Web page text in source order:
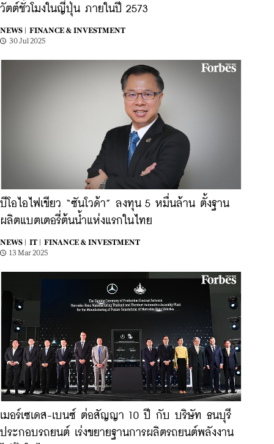
วัตต์ชั่วโมงในญี่ปุ่น ภายในปี 2573
NEWS |
FINANCE & INVESTMENT
30 Jul 2025
บีโอไอไฟเขียว “ซันโวด้า” ลงทุน 5 หมื่นล้าน ตั้งฐาน
ผลิตแบตเตอรี่ต้นน้ำแห่งแรกในไทย
NEWS | IT |
FINANCE & INVESTMENT
13 Mar 2025
เมอร์เซเดส-เบนซ์ ต่อสัญญา 10 ปี กับ บริษัท ธนบุรี
ประกอบรถยนต์ เร่งขยายฐานการผลิตรถยนต์พลังงาน